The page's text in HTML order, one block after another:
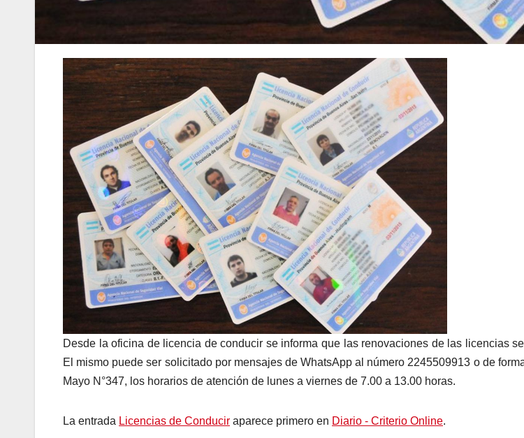
Desde la oficina de licencia de conducir se informa que las renovaciones de las licencias
El mismo puede ser solicitado por mensajes de WhatsApp al número 2245509913 o de
Mayo N°347, los horarios de atención de lunes a viernes de 7.00 a 13.00 horas.
La entrada Licencias de Conducir aparece primero en Diario - Criterio Online.